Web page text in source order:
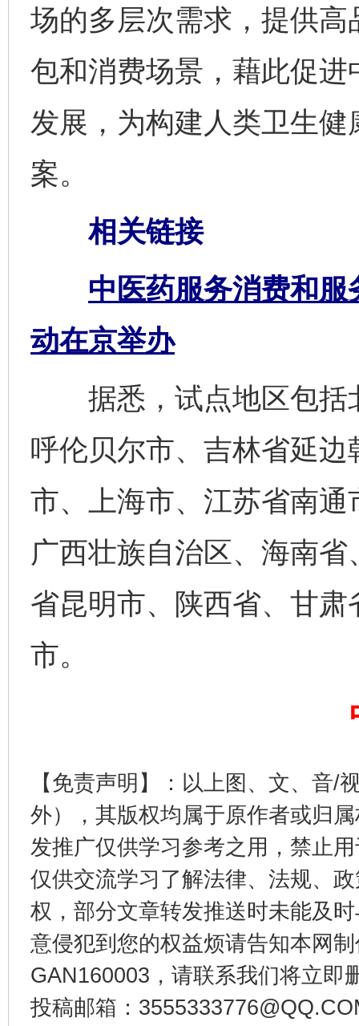
场的多层次需求，提供
包和消费场景，藉此促
发展，为构建人类卫生
案。
相关链接
中医药服务消费和
动在京举办
据悉，试点地区包括
呼伦贝尔市、吉林省延
市、上海市、江苏省南
广西壮族自治区、海南
省昆明市、陕西省、甘
市。
【免责声明】：以上图、文、音/
外），其版权均属于原作者或归
发推广仅供学习参考之用，禁止
仅供交流学习了解法律、法规、
权，部分文章转发推送时未能及
意侵犯到您的权益烦请告知本网
GAN160003，请联系我们将立即
投稿邮箱：
网上购药对药下症？
在谋一域中谋全局
今